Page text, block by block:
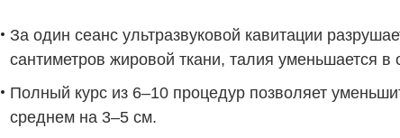
За один сеанс ультразвуковой кавитации
сантиметров жировой ткани, талия уменьшается
Полный курс из 6–10 процедур позволяет
среднем на 3–5 см.